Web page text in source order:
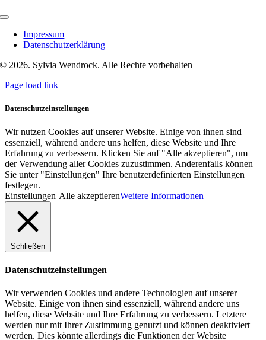
Toggle
NavigationImpressum
Datenschutzerklärung
© 2026. Sylvia Wendrock. Alle Rechte vorbehalten
Page load link
Datenschutzeinstellungen
Wir nutzen Cookies auf unserer Website. Einige von ihnen sind
essenziell, während andere uns helfen, diese Website und Ihre
Erfahrung zu verbessern. Klicken Sie auf "Alle akzeptieren", um
der Verwendung aller Cookies zuzustimmen. Anderenfalls können
Sie unter "Einstellungen" Ihre benutzerdefinierten Einstellungen
festlegen.
Einstellungen Alle akzeptierenWeitere Informationen
Schließen
Datenschutzeinstellungen
Wir verwenden Cookies und andere Technologien auf unserer
Website. Einige von ihnen sind essenziell, während andere uns
helfen, diese Website und Ihre Erfahrung zu verbessern. Letztere
werden nur mit Ihrer Zustimmung genutzt und können deaktiviert
werden. Dies könnte allerdings die Funktionen der Website